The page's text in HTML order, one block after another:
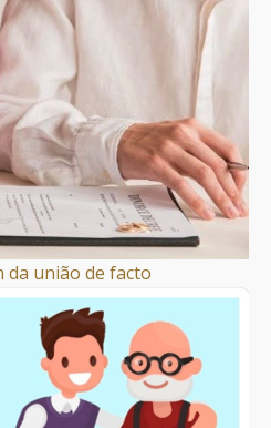
da união de facto